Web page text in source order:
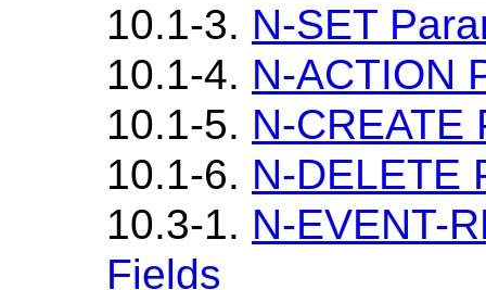
10.1-3. N-SET
10.1-4. N-ACTION
10.1-5. N-CREATE
10.1-6. N-DELETE
10.3-1. N-EVENT-
Fields